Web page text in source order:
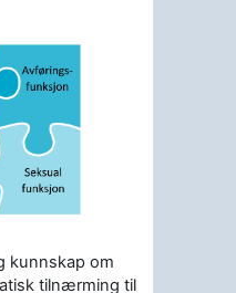
kunnskap om
tilnærming til